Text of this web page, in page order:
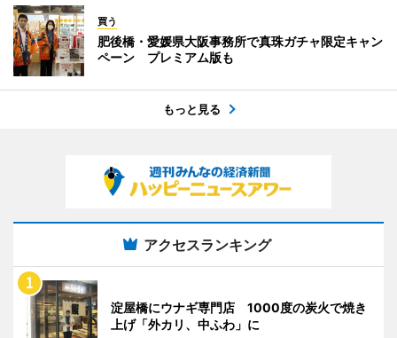
買う
肥後橋・愛媛県大阪事務所で真珠ガチャ限定キャン
ペーン プレミアム版も
もっと見る
アクセスランキング
淀屋橋にウナギ専門店 1000度の炭火で焼き
上げ「外カリ、中ふわ」に